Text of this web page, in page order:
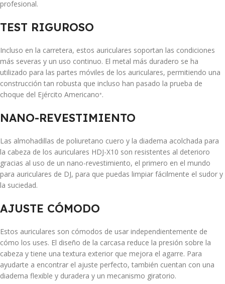
profesional.
TEST RIGUROSO
Incluso en la carretera, estos auriculares soportan las condiciones
más severas y un uso continuo. El metal más duradero se ha
utilizado para las partes móviles de los auriculares, permitiendo una
construcción tan robusta que incluso han pasado la prueba de
choque del Ejército Americano*.
NANO-REVESTIMIENTO
Las almohadillas de poliuretano cuero y la diadema acolchada para
la cabeza de los auriculares HDJ-X10 son resistentes al deterioro
gracias al uso de un nano-revestimiento, el primero en el mundo
para auriculares de DJ, para que puedas limpiar fácilmente el sudor y
la suciedad.
AJUSTE CÓMODO
Estos auriculares son cómodos de usar independientemente de
cómo los uses. El diseño de la carcasa reduce la presión sobre la
cabeza y tiene una textura exterior que mejora el agarre. Para
ayudarte a encontrar el ajuste perfecto, también cuentan con una
diadema flexible y duradera y un mecanismo giratorio.